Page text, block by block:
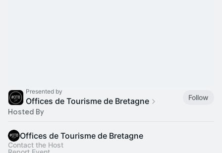
Presented by
Offices de Tourisme de Bretagne Follow
Hosted By
Offices de Tourisme de Bretagne
Contact the Host